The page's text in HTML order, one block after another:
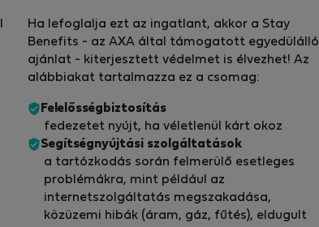
Ha lefoglalja ezt az ingatlant, akkor a Stay
Benefits - az AXA által támogatott egyedülálló
ajánlat - kiterjesztett védelmet is élvezhet! Az
alábbiakat tartalmazza ez a csomag:
Felelősségbiztosítás
fedezetet nyújt, ha véletlenül kárt okoz
Segítségnyújtási szolgáltatások
a tartózkodás során felmerülő esetleges
problémákra, mint például az
internetszolgáltatás megszakadása,
közüzemi hibák (áram, gáz, fűtés), eldugult